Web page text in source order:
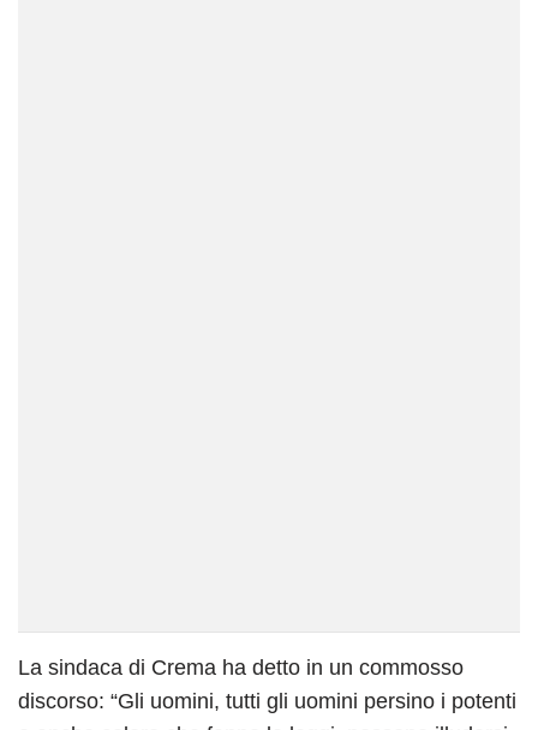
La sindaca di Crema ha detto in un commosso
discorso: “Gli uomini, tutti gli uomini persino i potenti